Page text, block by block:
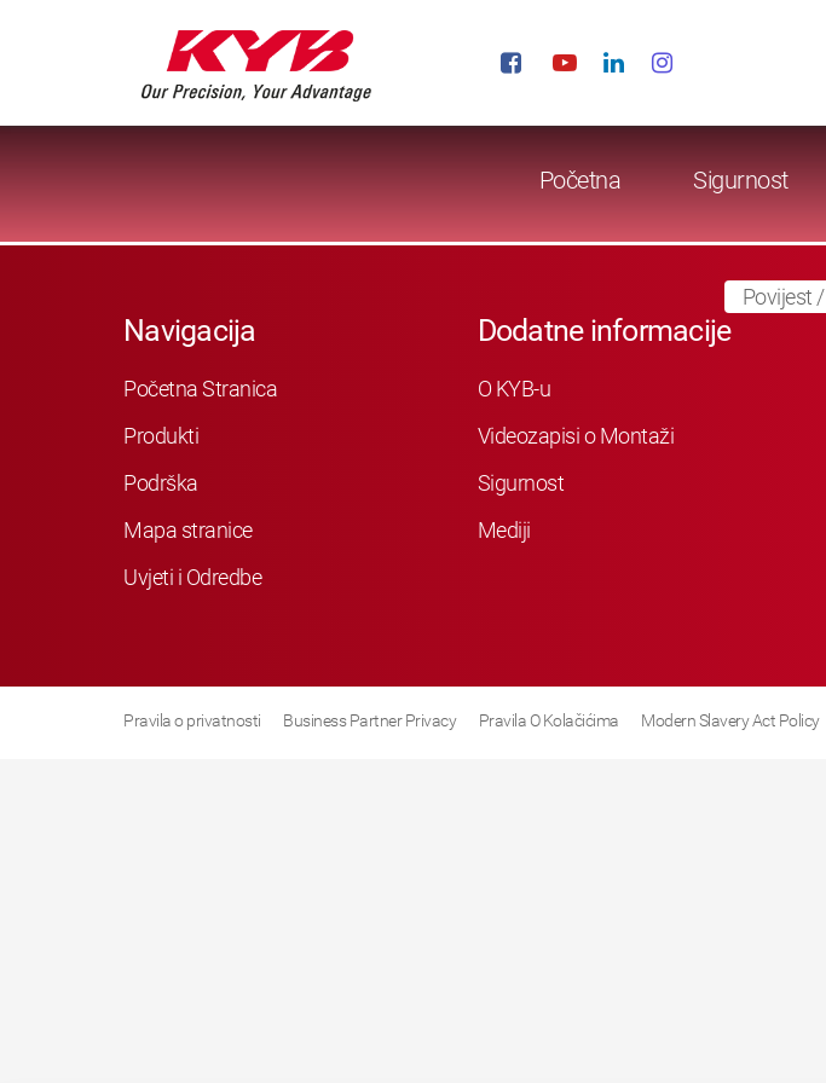
Početna Sigurnost
Povijest /
Navigacija
Početna Stranica
Produkti
Podrška
Mapa stranice
Uvjeti i Odredbe
Dodatne informacije
O KYB-u
Videozapisi o Montaži
Sigurnost
Mediji
Pravila o privatnosti Business Partner Privacy Pravila O Kolačićima Modern Slavery Act Policy